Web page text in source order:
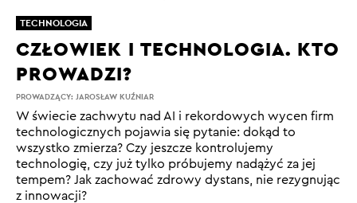
PROWADZĄCY: JAROSŁAW KUŹNIAR
CZŁOWIEK I TECHNOLOGIA. KTO
PROWADZI?
W świecie zachwytu nad AI i rekordowych wycen firm
technologicznych pojawia się pytanie: dokąd to
wszystko zmierza? Czy jeszcze kontrolujemy
technologię, czy już tylko próbujemy nadążyć za jej
tempem? Jak zachować zdrowy dystans, nie rezygnując
z innowacji?
TECHNOLOGIA